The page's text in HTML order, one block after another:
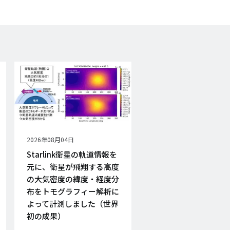
公
開
日
2026年08月04日
Starlink衛星の軌道情報を
元に、衛星が飛翔する高度
の大気密度の緯度・経度分
布をトモグラフィー解析に
よって計測しました（世界
初の成果）